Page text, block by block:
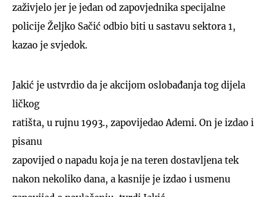
zaživjelo jer je jedan od zapovjednika specijalne
policije Željko Sačić odbio biti u sastavu sektora 1,
kazao je svjedok.
Jakić je ustvrdio da je akcijom oslobađanja tog dijela
ličkog
ratišta, u rujnu 1993., zapovijedao Ademi. On je izdao i
pisanu
zapovijed o napadu koja je na teren dostavljena tek
nakon nekoliko dana, a kasnije je izdao i usmenu